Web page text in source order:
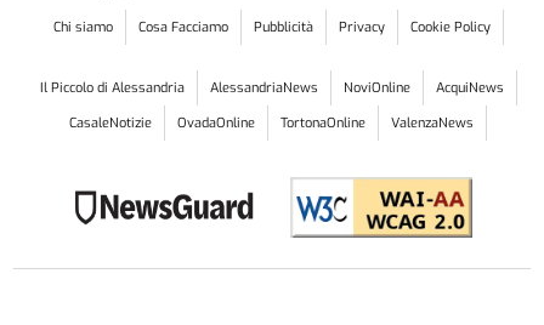
Chi siamo Cosa Facciamo Pubblicità Privacy Cookie Policy
Il Piccolo di Alessandria AlessandriaNews NoviOnline
AcquiNews
CasaleNotizie
OvadaOnline TortonaOnline ValenzaNews